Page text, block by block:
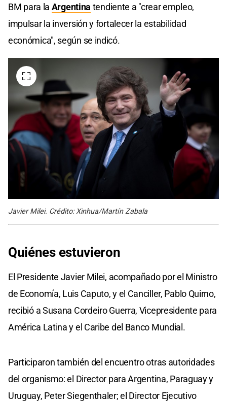
BM para la Argentina tendiente a "crear empleo,
impulsar la inversión y fortalecer la estabilidad
económica", según se indicó.
Javier Milei. Crédito: Xinhua/Martín Zabala
Quiénes estuvieron
El Presidente Javier Milei, acompañado por el Ministro
de Economía, Luis Caputo, y el Canciller, Pablo Quirno,
recibió a Susana Cordeiro Guerra, Vicepresidente para
América Latina y el Caribe del Banco Mundial.
Participaron también del encuentro otras autoridades
del organismo: el Director para Argentina, Paraguay y
Uruguay, Peter Siegenthaler; el Director Ejecutivo